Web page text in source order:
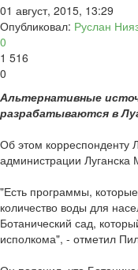
01 август, 2015, 13:29
Опубликовал: Руслан
0
1 516
0
Альтернативные
разрабатываются в
Об этом корреспонденту
администрации
"Есть программы,
количество воды для
Ботанический сад,
исполкома", - отметил